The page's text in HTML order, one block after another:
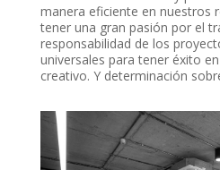
manera eficiente en nuestros
tener una gran pasión por el
responsabilidad de los
universales para tener éxito
creativo. Y determinación